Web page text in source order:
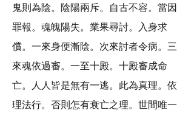
鬼則為陰。陰陽兩斥。自古不容。當因
罪報。魂魄陽失。業果尋討。入身求
償。一來身便漸陰。次來討者令病。三
來魂依過審。一至十殿。十殿審成命
亡。人人皆是無有一逃。此為真理。依
理法行。否則怎有衰亡之理。世間唯一